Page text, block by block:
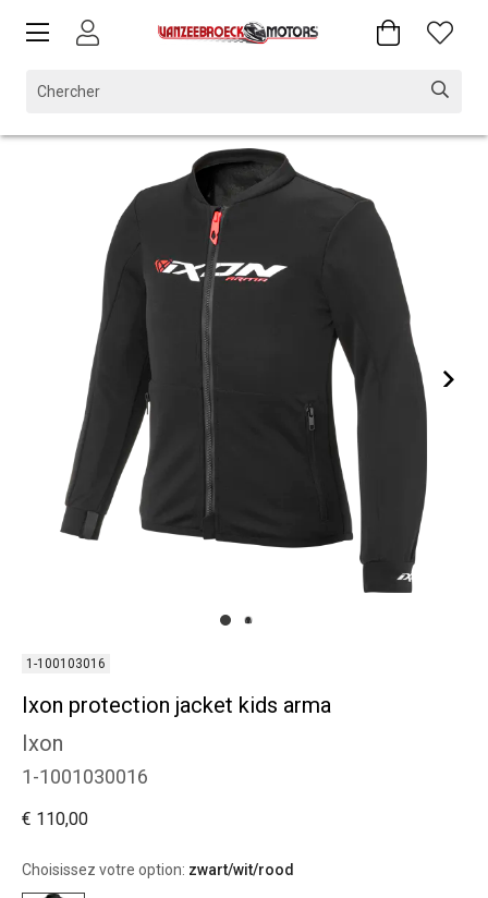
1-100103016
Ixon protection jacket kids arma
Ixon
1-1001030016
€ 110,00
Choisissez votre option: zwart/wit/rood